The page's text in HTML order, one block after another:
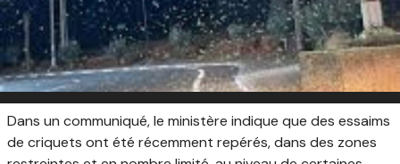
Dans un communiqué, le ministère indique que des essaims
de criquets ont été récemment repérés, dans des zones